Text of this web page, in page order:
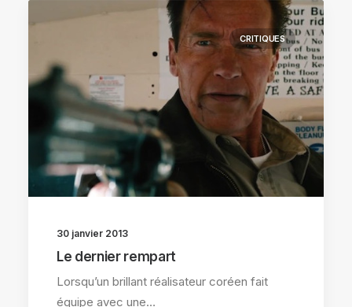
CRITIQUES
30 janvier 2013
Le dernier rempart
Lorsqu’un brillant réalisateur coréen fait
équipe avec une…